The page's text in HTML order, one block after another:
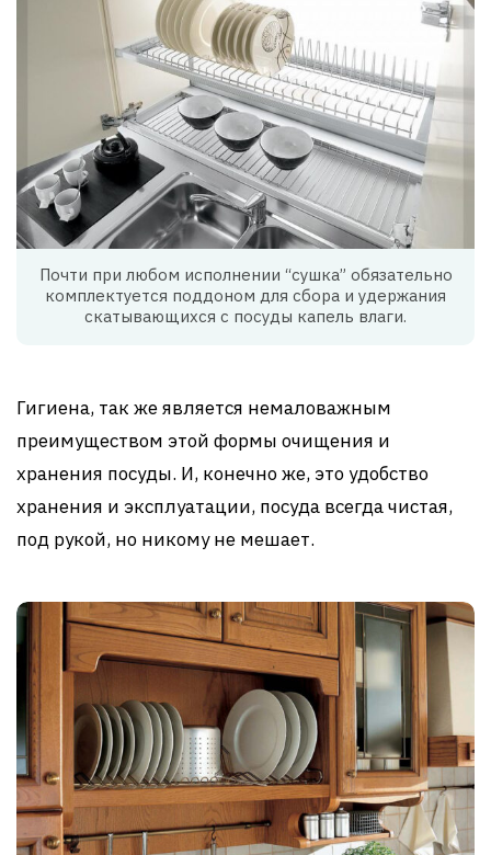
Почти при любом исполнении “сушка” обязательно
комплектуется поддоном для сбора и удержания
скатывающихся с посуды капель влаги.
Гигиена, так же является немаловажным
преимуществом этой формы очищения и
хранения посуды. И, конечно же, это удобство
хранения и эксплуатации, посуда всегда чистая,
под рукой, но никому не мешает.